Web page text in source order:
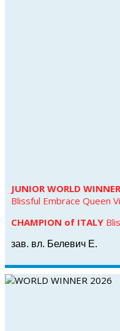
JUNIOR WORLD
Blissful Embrace Queen
CHAMPION of ITALY
зав. вл. Белевич Е.